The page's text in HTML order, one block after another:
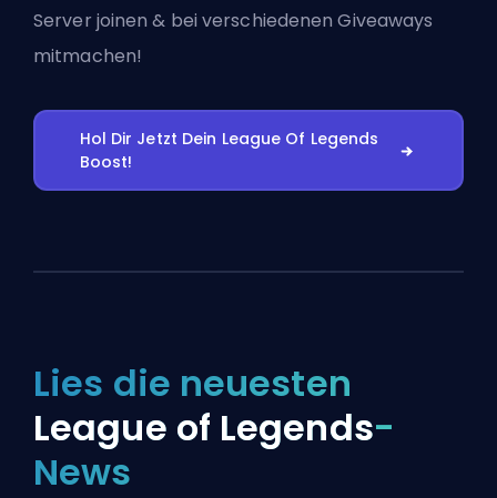
Server joinen & bei verschiedenen Giveaways
mitmachen!
Hol Dir Jetzt Dein League Of Legends
Boost!
Lies die neuesten
League of Legends-
News